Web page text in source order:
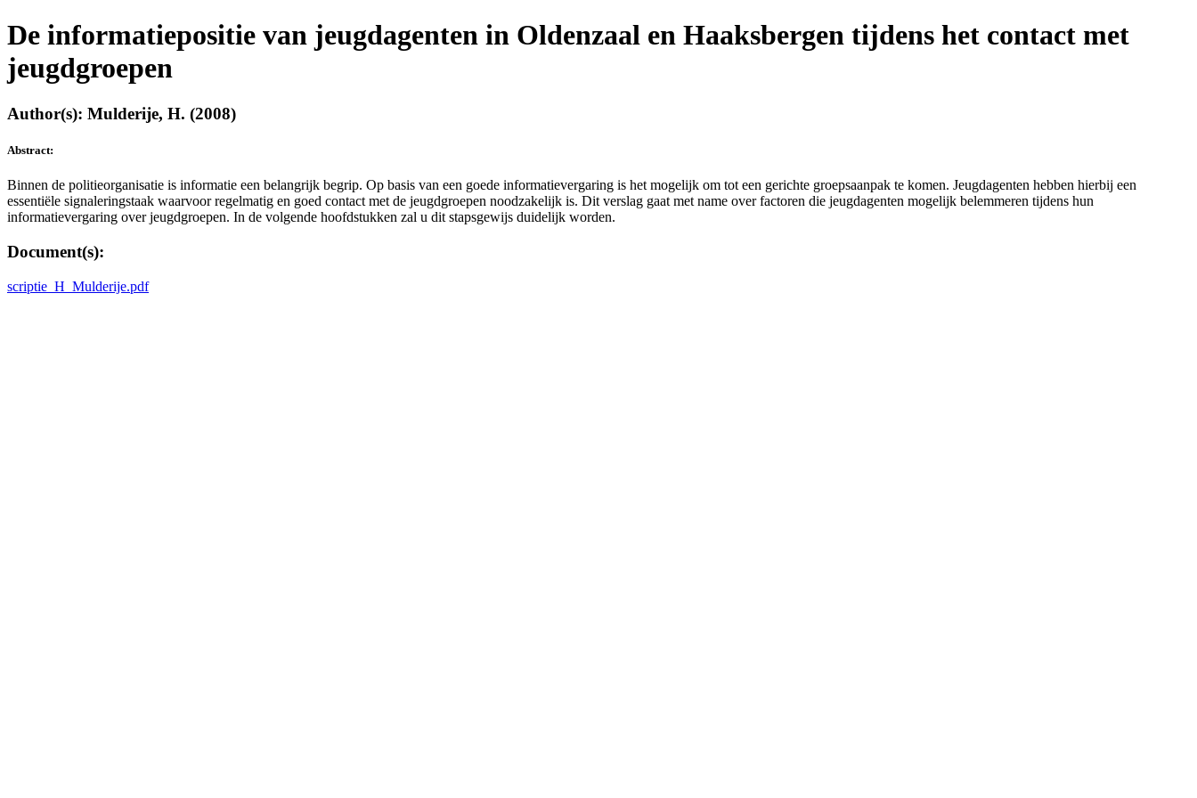
De informatiepositie van jeugdagenten in Oldenzaal en Haaksbergen tijdens het contact met
jeugdgroepen
Author(s): Mulderije, H. (2008)
Abstract:
Binnen de politieorganisatie is informatie een belangrijk begrip. Op basis van een goede informatievergaring is het mogelijk om tot een gerichte groepsaanpak te komen. Jeugdagenten hebben hierbij een
essentiële signaleringstaak waarvoor regelmatig en goed contact met de jeugdgroepen noodzakelijk is. Dit verslag gaat met name over factoren die jeugdagenten mogelijk belemmeren tijdens hun
informatievergaring over jeugdgroepen. In de volgende hoofdstukken zal u dit stapsgewijs duidelijk worden.
Document(s):
scriptie_H_Mulderije.pdf